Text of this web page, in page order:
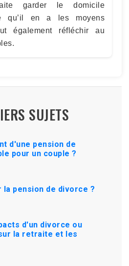
garder le domicile
qu’il en a les moyens
également réfléchir au
SUJETS
d'une pension de
pour un couple ?
la pension de divorce ?
d'un divorce ou
la retraite et les